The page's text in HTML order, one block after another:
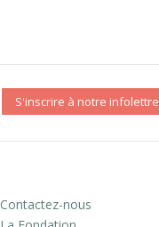
S'inscrire à notre infolettre
Contactez-nous